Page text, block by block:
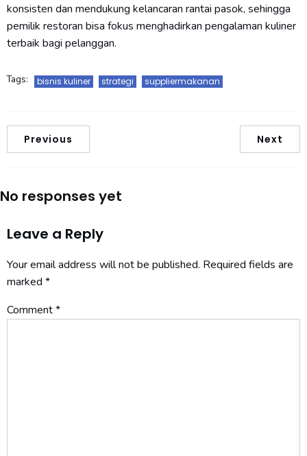
konsisten dan mendukung kelancaran rantai pasok, sehingga
pemilik restoran bisa fokus menghadirkan pengalaman kuliner
terbaik bagi pelanggan.
Tags: bisnis kuliner strategi suppliermakanan
Previous Next
No responses yet
Leave a Reply
Your email address will not be published. Required fields are
marked *
Comment*